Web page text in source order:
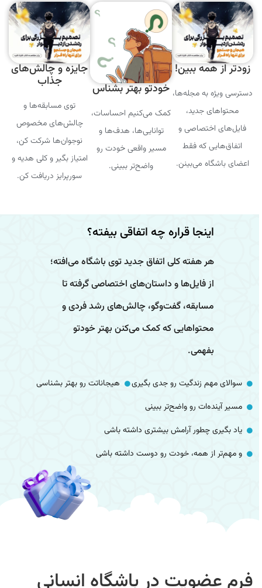
ببین!
مجله‌ها،
جدید،
و
که فقط
می‌بینن.
خودتو بهتر بشناس
کمک می‌کنیم احساسات،
توانایی‌ها، هدف‌ها و
مسیر واقعی خودت رو
واضح‌تر ببینی.
جایزه و چالش‌های
جذاب
توی مسابقه‌ها و
چالش‌های مخصوص
نوجوان‌ها شرکت کن،
امتیاز بگیر و کلی هدیه و
سورپرایز دریافت کن.
قراره چه اتفاقی بیفته؟
هفته کلی اتفاق جدید توی باشگاه می‌افته؛
فایل‌ها و داستان‌های اختصاصی گرفته تا
گفت‌وگو، چالش‌های رشد فردی و
که کمک می‌کنن بهتر خودتو
زندگیت رو جدی بگیری
هیجاناتت رو بهتر بشناسی
رو واضح‌تر ببینی
چطور آرامش بیشتری داشته باشی
همه، خودت رو دوست داشته باشی
در باشگاه انسانی